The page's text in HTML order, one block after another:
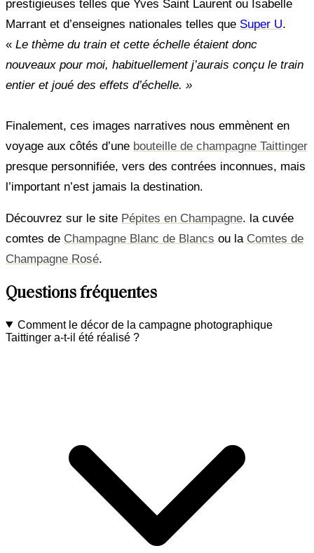
prestigieuses telles que Yves Saint Laurent ou Isabelle
Marrant et d’enseignes nationales telles que Super U.
« Le thème du train et cette échelle étaient donc
nouveaux pour moi, habituellement j’aurais conçu le train
entier et joué des effets d’échelle. »
Finalement, ces images narratives nous emmènent en
voyage aux côtés d’une bouteille de champagne Taittinger
presque personnifiée, vers des contrées inconnues, mais
l’important n’est jamais la destination.
Découvrez sur le site Pépites en Champagne. la cuvée
comtes de Champagne Blanc de Blancs ou la Comtes de
Champagne Rosé.
Questions fréquentes
Comment le décor de la campagne photographique
Taittinger a-t-il été réalisé ?